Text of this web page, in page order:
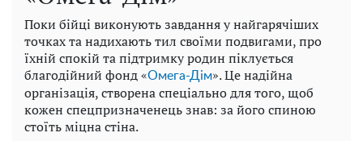
Поки бійці виконують завдання у найгарячіших
точках та надихають тил своїми подвигами, про
їхній спокій та підтримку родин піклується
благодійний фонд «Омега-Дім». Це надійна
організація, створена спеціально для того, щоб
кожен спецпризначенець знав: за його спиною
стоїть міцна стіна.